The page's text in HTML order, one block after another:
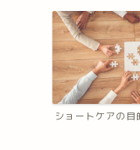
ショートケアの目